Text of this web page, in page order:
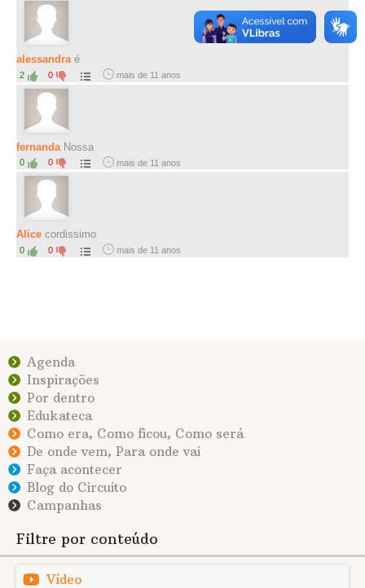
alessandra é
2 0 mais de 11 anos
fernanda Nossa
0 0 mais de 11 anos
Alice cordissimo
0 0 mais de 11 anos
Agenda
Inspirações
Por dentro
Edukateca
Como era, Como ficou, Como será
De onde vem, Para onde vai
Faça acontecer
Blog do Circuito
Campanhas
Filtre por conteúdo
Vídeo